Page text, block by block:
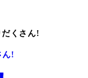
だくさん!
ん!